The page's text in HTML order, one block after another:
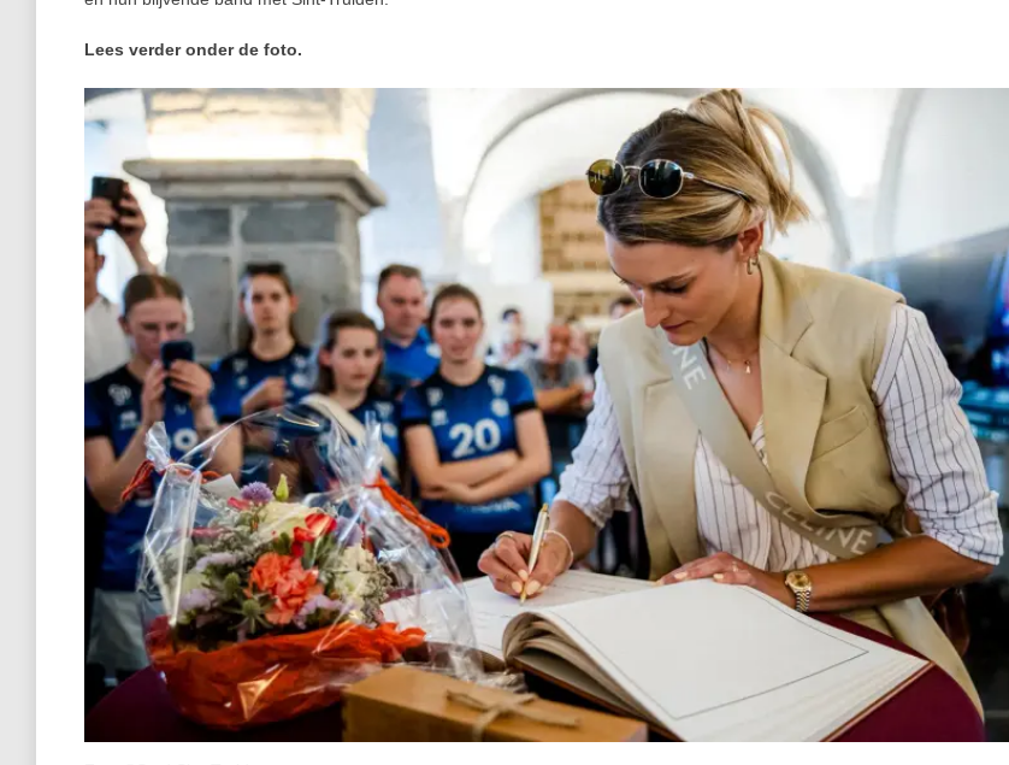
Lees verder onder de foto.